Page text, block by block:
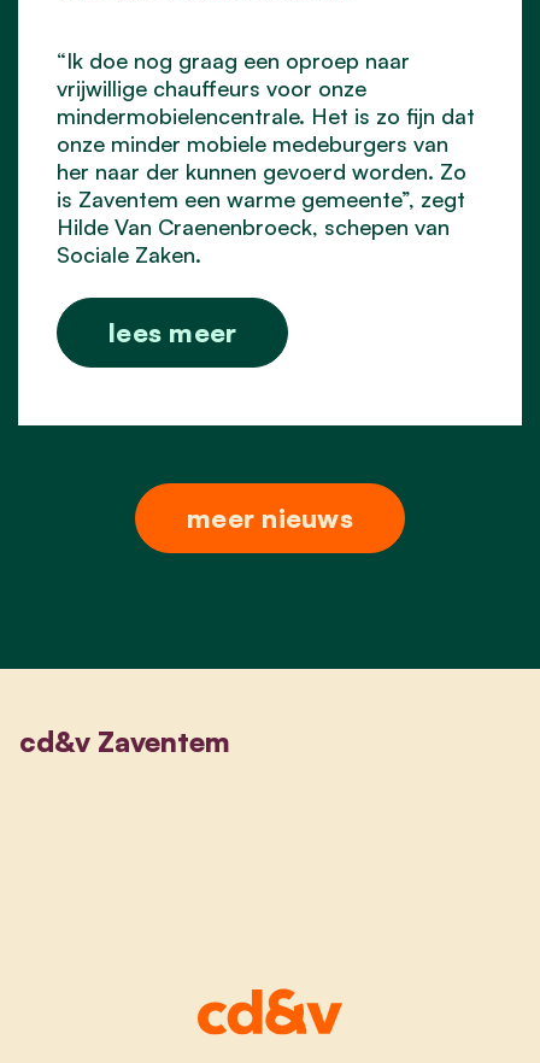
“Ik doe nog graag een oproep naar
vrijwillige chauffeurs voor onze
mindermobielencentrale. Het is zo fijn dat
onze minder mobiele medeburgers van
her naar der kunnen gevoerd worden. Zo
is Zaventem een warme gemeente”, zegt
Hilde Van Craenenbroeck, schepen van
Sociale Zaken.
lees meer
meer nieuws
cd&v Zaventem